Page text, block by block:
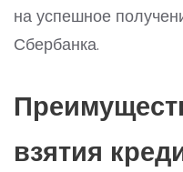
на успешное
Сбербанка.
взятия